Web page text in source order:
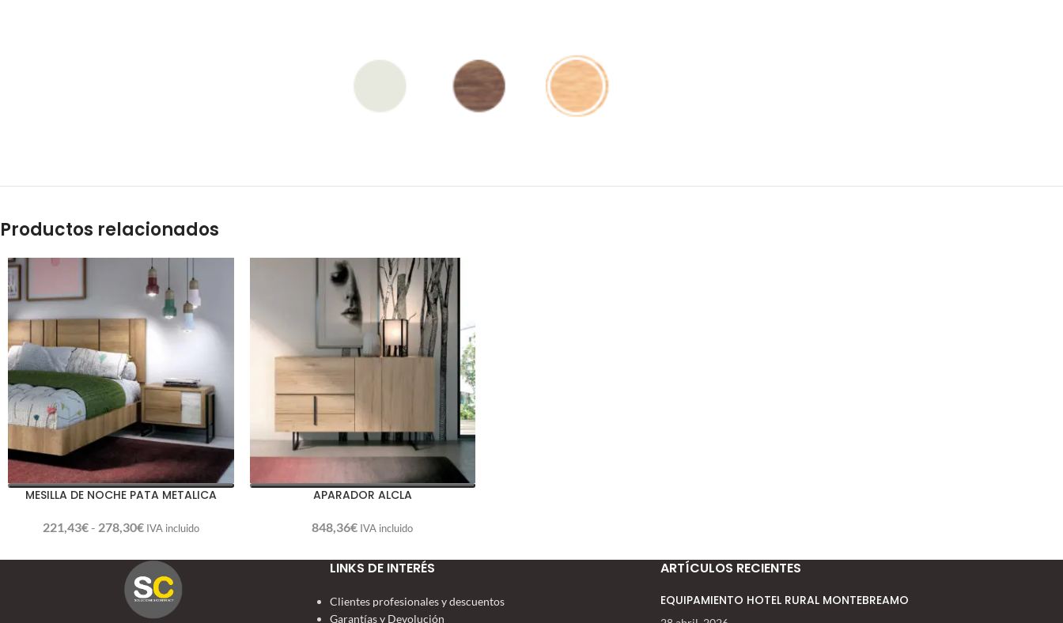
Productos relacionados
MESILLA DE NOCHE PATA METALICA
221,43€ - 278,30€ IVA incluido
APARADOR ALCLA
848,36€ IVA incluido
LINKS DE INTERÉS
Clientes profesionales y descuentos
Garantías y Devolución
ARTÍCULOS RECIENTES
EQUIPAMIENTO HOTEL RURAL MONTEBREAMO